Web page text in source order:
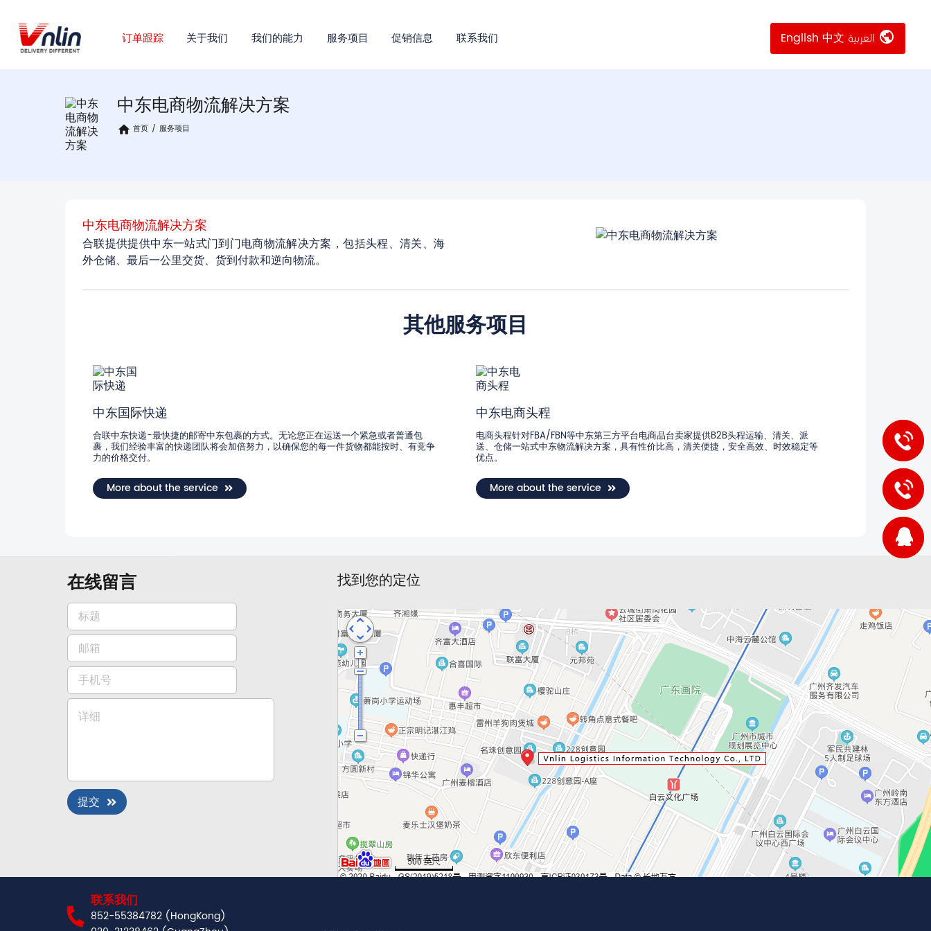
订单跟踪 关于我们 我们的能力 服务项目 促销信息 联系我们 English 中文 العربية public
中东电商物流解决方案
home 首页 / 服务项目
中东电商物流解决方案
合联提供提供中东一站式门到门电商物流解决方案，包括头程、清关、海
外仓储、最后一公里交货、货到付款和逆向物流。
其他服务项目
中东国际快递
合联中东快递-最快捷的邮寄中东包裹的方式。无论您正在运送一个紧急或者普通包
裹，我们经验丰富的快递团队将会加倍努力，以确保您的每一件货物都能按时、有竞争
力的价格交付。
More about the service
中东电商头程
电商头程针对FBA/FBN等中东第三方平台电商品台卖家提供B2B头程运输、清关、派
送、仓储一站式中东物流解决方案，具有性价比高，清关便捷，安全高效、时效稳定等
优点。
More about the service
在线留言
提交
找到您的定位
联系我们
852-55384782 (HongKong)